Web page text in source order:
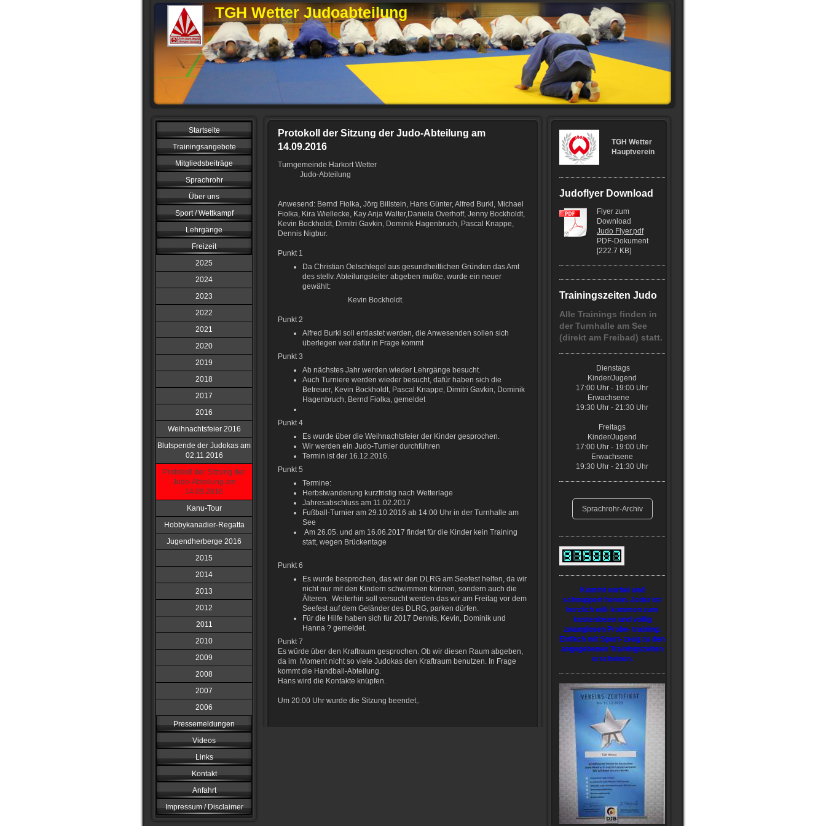
TGH Wetter Judoabteilung
Startseite
Trainingsangebote
Mitgliedsbeiträge
Sprachrohr
Über uns
Sport / Wettkampf
Lehrgänge
Freizeit
2025
2024
2023
2022
2021
2020
2019
2018
2017
2016
Weihnachtsfeier 2016
Blutspende der Judokas am
02.11.2016
Protokoll der Sitzung der
Judo-Abteilung am
14.09.2016
Kanu-Tour
Hobbykanadier-Regatta
Jugendherberge 2016
2015
2014
2013
2012
2011
2010
2009
2008
2007
2006
Pressemeldungen
Videos
Links
Kontakt
Anfahrt
Impressum / Disclaimer
Protokoll der Sitzung der Judo-Abteilung am
14.09.2016
Turngemeinde Harkort Wetter
Judo-Abteilung
Anwesend: Bernd Fiolka, Jörg Billstein, Hans Günter, Alfred Burkl, Michael
Fiolka, Kira Wiellecke, Kay Anja Walter,Daniela Overhoff, Jenny Bockholdt,
Kevin Bockholdt, Dimitri Gavkin, Dominik Hagenbruch, Pascal Knappe,
Dennis Nigbur.
Punkt 1
Da Christian Oelschlegel aus gesundheitlichen Gründen das Amt
des stellv. Abteilungsleiter abgeben mußte, wurde ein neuer
gewählt:
Kevin Bockholdt.
Punkt 2
Alfred Burkl soll entlastet werden, die Anwesenden sollen sich
überlegen wer dafür in Frage kommt
Punkt 3
Ab nächstes Jahr werden wieder Lehrgänge besucht.
Auch Turniere werden wieder besucht, dafür haben sich die
Betreuer, Kevin Bockholdt, Pascal Knappe, Dimitri Gavkin, Dominik
Hagenbruch, Bernd Fiolka, gemeldet
Punkt 4
Es wurde über die Weihnachtsfeier der Kinder gesprochen.
Wir werden ein Judo-Turnier durchführen
Termin ist der 16.12.2016.
Punkt 5
Termine:
Herbstwanderung kurzfristig nach Wetterlage
Jahresabschluss am 11.02.2017
Fußball-Turnier am 29.10.2016 ab 14:00 Uhr in der Turnhalle am
See
Am 26.05. und am 16.06.2017 findet für die Kinder kein Training
statt, wegen Brückentage
Punkt 6
Es wurde besprochen, das wir den DLRG am Seefest helfen, da wir
nicht nur mit den Kindern schwimmen können, sondern auch die
Älteren. Weiterhin soll versucht werden das wir am Freitag vor dem
Seefest auf dem Geländer des DLRG, parken dürfen.
Für die Hilfe haben sich für 2017 Dennis, Kevin, Dominik und
Hanna ? gemeldet.
Punkt 7
Es würde über den Kraftraum gesprochen. Ob wir diesen Raum abgeben,
da im Moment nicht so viele Judokas den Kraftraum benutzen. In Frage
kommt die Handball-Abteilung.
Hans wird die Kontakte knüpfen.
Um 20:00 Uhr wurde die Sitzung beendet,.
TGH Wetter
Hauptverein
Judoflyer Download
Flyer zum
Download
Judo Flyer.pdf
PDF-Dokument
[222.7 KB]
Trainingszeiten Judo
Alle Trainings finden in
der Turnhalle am See
(direkt am Freibad) statt.
Dienstags
Kinder/Jugend
17:00 Uhr - 19:00 Uhr
Erwachsene
19:30 Uhr - 21:30 Uhr
Freitags
Kinder/Jugend
17:00 Uhr - 19:00 Uhr
Erwachsene
19:30 Uhr - 21:30 Uhr
Sprachrohr-Archiv
Kommt vorbei und
schnuppert herein. Jeder ist
herzlich will- kommen zum
kostenlosen und völlig
zwanglosen Probe- training.
Einfach mit Sport- zeug zu den
angegebenen Trainingszeiten
erscheinen.